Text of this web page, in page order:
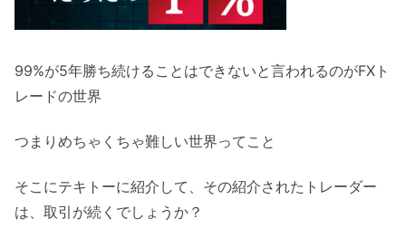
99%が5年勝ち続けることはできないと言われるのがFXト
レードの世界
つまりめちゃくちゃ難しい世界ってこと
そこにテキトーに紹介して、その紹介されたトレーダー
は、取引が続くでしょうか？